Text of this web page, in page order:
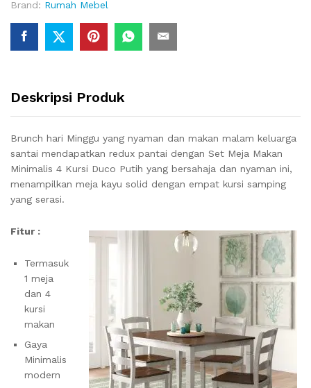
Brand: Rumah Mebel
Deskripsi Produk
Brunch hari Minggu yang nyaman dan makan malam keluarga
santai mendapatkan redux pantai dengan Set Meja Makan
Minimalis 4 Kursi Duco Putih yang bersahaja dan nyaman ini,
menampilkan meja kayu solid dengan empat kursi samping
yang serasi.
Fitur :
Termasuk
1 meja
dan 4
kursi
makan
Gaya
Minimalis
modern